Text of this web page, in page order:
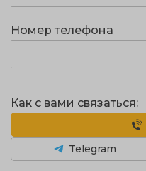
Номер телефона
Как с вами связаться:
Telegram